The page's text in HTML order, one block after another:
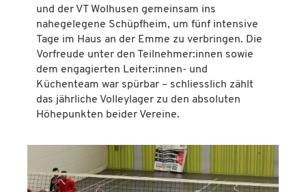
und der VT Wolhusen gemeinsam ins
nahegelegene Schüpfheim, um fünf intensive
Tage im Haus an der Emme zu verbringen. Die
Vorfreude unter den Teilnehmer:innen sowie
dem engagierten Leiter:innen- und
Küchenteam war spürbar – schliesslich zählt
das jährliche Volleylager zu den absoluten
Höhepunkten beider Vereine.